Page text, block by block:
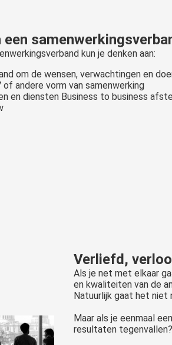
kun je denken aan:
om de wensen, verwachtingen en
of andere vorm van samenwerking
en diensten Business to business
Verliefd,
Als je net met elkaar
en kwaliteiten van de
Natuurlijk gaat het niet
Maar als je eenmaal
resultaten